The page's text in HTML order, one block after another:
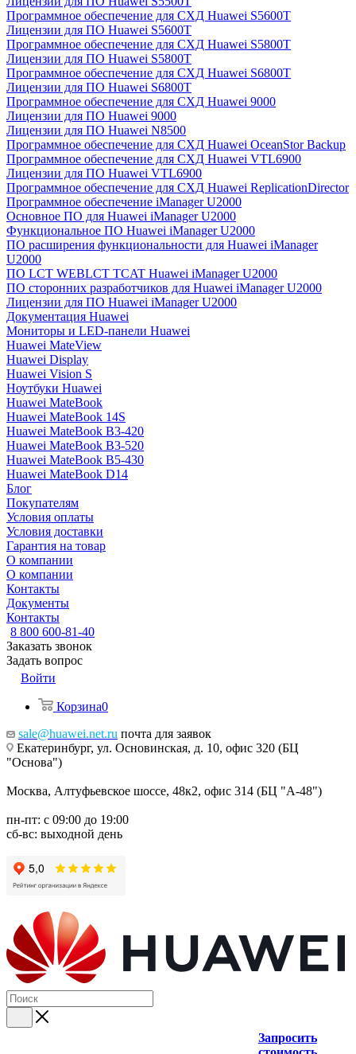
Программное обеспечение для СХД Huawei S5600T
Лицензии для ПО Huawei S5600T
Программное обеспечение для СХД Huawei S5800T
Лицензии для ПО Huawei S5800T
Программное обеспечение для СХД Huawei S6800T
Лицензии для ПО Huawei S6800T
Программное обеспечение для СХД Huawei 9000
Лицензии для ПО Huawei 9000
Лицензии для ПО Huawei N8500
Программное обеспечение для СХД Huawei OceanStor Backup
Программное обеспечение для СХД Huawei VTL6900
Лицензии для ПО Huawei VTL6900
Программное обеспечение для СХД Huawei ReplicationDirector
Программное обеспечение iManager U2000
Основное ПО для Huawei iManager U2000
Функциональное ПО Huawei iManager U2000
ПО расширения функциональности для Huawei iManager
U2000
ПО LCT WEBLCT TCAT Huawei iManager U2000
ПО сторонних разработчиков для Huawei iManager U2000
Лицензии для ПО Huawei iManager U2000
Документация Huawei
Мониторы и LED-панели Huawei
Huawei MateView
Huawei Display
Huawei Vision S
Ноутбуки Huawei
Huawei MateBook
Huawei MateBook 14S
Huawei MateBook B3-420
Huawei MateBook B3-520
Huawei MateBook B5-430
Huawei MateBook D14
Блог
Покупателям
Условия оплаты
Условия доставки
Гарантия на товар
О компании
О компании
Контакты
Документы
Контакты
8 800 600-81-40
Заказать звонок
Задать вопрос
Войти
Корзина0
sale@huawei.net.ru почта для заявок
Екатеринбург, ул. Основинская, д. 10, офис 320 (БЦ
"Основа")
Москва, Алтуфьевское шоссе, 48к2, офис 314 (БЦ "А-48")
пн-пт: с 09:00 до 19:00
сб-вс: выходной день
Запросить